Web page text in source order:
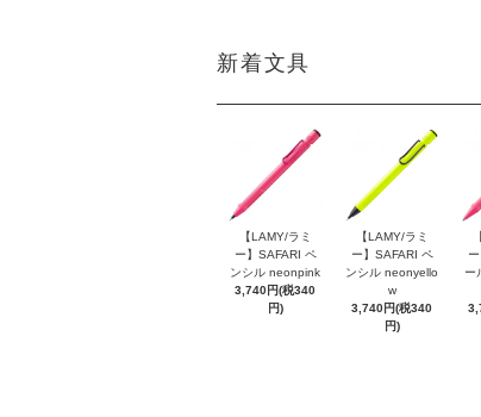
新着文具
【LAMY/ラミ
ー】SAFARI ペ
ンシル neonpink
3,740円(税340
円)
【LAMY/ラミ
ー】SAFARI ペ
ンシル neonyello
w
3,740円(税340
円)
ー